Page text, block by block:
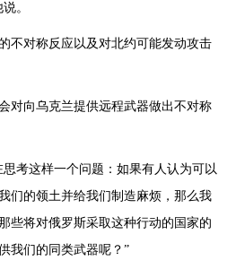
。
不对称反应以及对北约可能发动攻击
对向乌克兰提供远程武器做出不对称
考这样一个问题：如果有人认为可以
们的领土并给我们制造麻烦，那么我
些将对俄罗斯采取这种行动的国家的
我们的同类武器呢？”